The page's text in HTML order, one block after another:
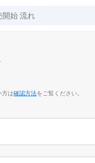
方は確認方法をご覧ください。